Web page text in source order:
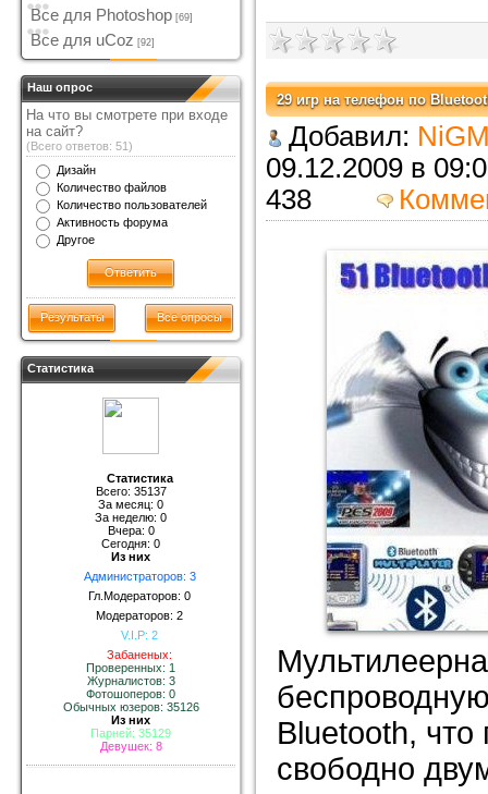
Все для Photoshop [69]
Все для uCoz [92]
Наш опрос
На что вы смотрете при входе
на сайт?
(Всего ответов: 51)
Дизайн
Количество файлов
Количество пользователей
Активность форума
Другое
Результаты Все опросы
Статистика
Статистика
Всего: 35137
За месяц: 0
За неделю: 0
Вчера: 0
Сегодня: 0
Из них
Администраторов: 3
Гл.Модераторов: 0
Модераторов: 2
V.I.P: 2
Забаненых:
Проверенных: 1
Журналистов: 3
Фотошоперов: 0
Обычных юзеров: 35126
Из них
Парней: 35129
Девушек: 8
29 игр на телефон по
Добавил:
09.12.2009 в
438
Bluetooth, что
свободно